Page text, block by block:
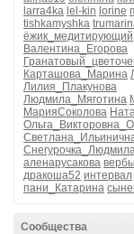
larra4ka lel-kin lorine
tishkamyshka
ёжик_медитирующий
Валентина_Егорова
Карташова_Марина
Лилия_Плакунова
Людмила_Мяготина
МарияСоколова
аленарусакова вербы
дракоша52 интервал
пани_Катарина
Сообщества